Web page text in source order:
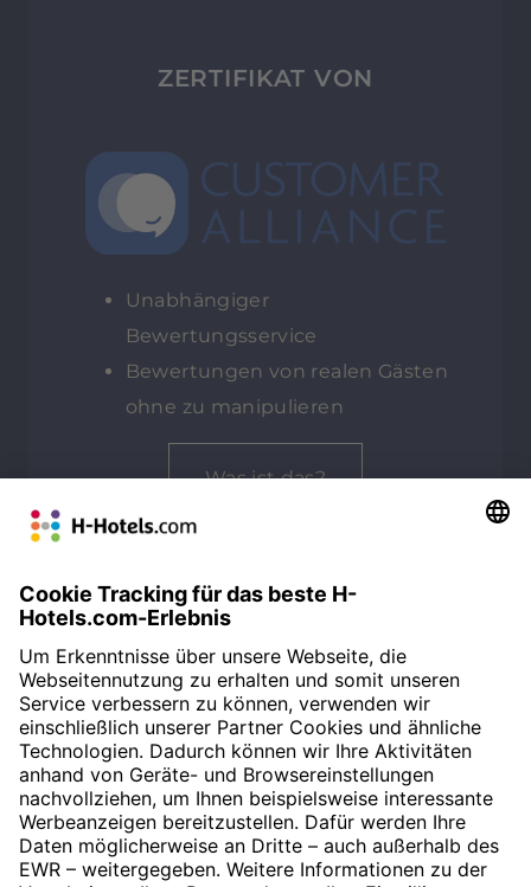
ZERTIFIKAT VON
Unabhängiger
Bewertungsservice
Bewertungen von realen Gästen
ohne zu manipulieren
Was ist das?
GESAMTBEWERTUNG
Customer Alliance 88%